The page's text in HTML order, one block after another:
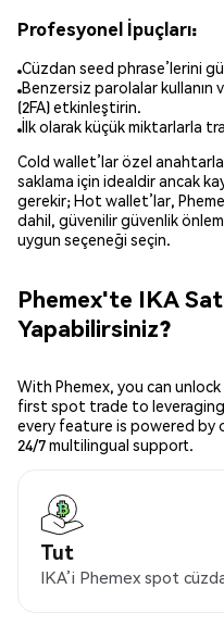
Profesyonel İpuçları:
Cüzdan seed phrase’lerini
Benzersiz parolalar kullanın
(2FA) etkinleştirin.
İlk olarak küçük miktarlarla
Cold wallet’lar özel
saklama için idealdir ancak
gerekir; Hot wallet’lar,
dahil, güvenilir güvenlik
uygun seçeneği seçin.
Phemex'te IKA
Yapabilirsiniz?
With Phemex, you can
first spot trade to
every feature is powered by
24/7 multilingual support.
Tut
IKA’i Phemex spot